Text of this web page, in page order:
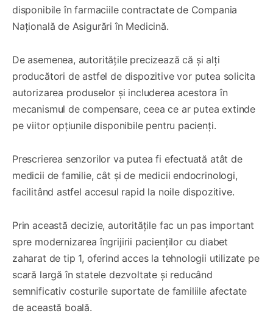
disponibile în farmaciile contractate de Compania
Națională de Asigurări în Medicină.
De asemenea, autoritățile precizează că și alți
producători de astfel de dispozitive vor putea solicita
autorizarea produselor și includerea acestora în
mecanismul de compensare, ceea ce ar putea extinde
pe viitor opțiunile disponibile pentru pacienți.
Prescrierea senzorilor va putea fi efectuată atât de
medicii de familie, cât și de medicii endocrinologi,
facilitând astfel accesul rapid la noile dispozitive.
Prin această decizie, autoritățile fac un pas important
spre modernizarea îngrijirii pacienților cu diabet
zaharat de tip 1, oferind acces la tehnologii utilizate pe
scară largă în statele dezvoltate și reducând
semnificativ costurile suportate de familiile afectate
de această boală.